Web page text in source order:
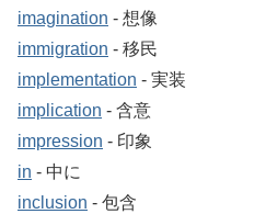
imagination ‐ 想像
immigration ‐ 移民
implementation ‐ 実装
implication ‐ 含意
impression ‐ 印象
in ‐ 中に
inclusion ‐ 包含